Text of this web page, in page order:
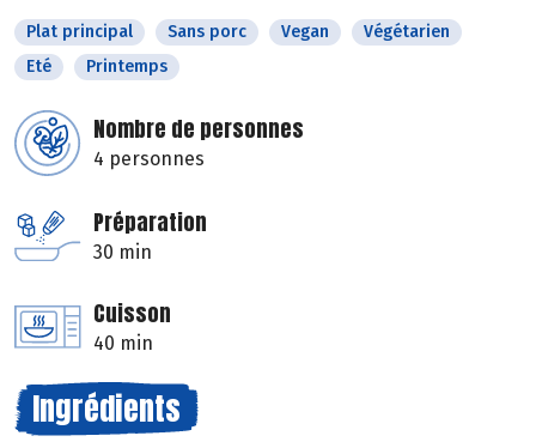
Plat principal Sans porc Vegan
Végétarien
Eté
Printemps
Nombre de personnes
4 personnes
Préparation
30 min
Cuisson
40 min
Ingrédients